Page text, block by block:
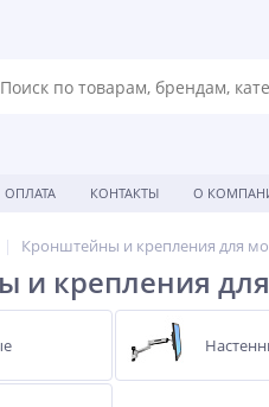
ОПЛАТА КОНТАКТЫ О
Кронштейны и крепления для
и крепления